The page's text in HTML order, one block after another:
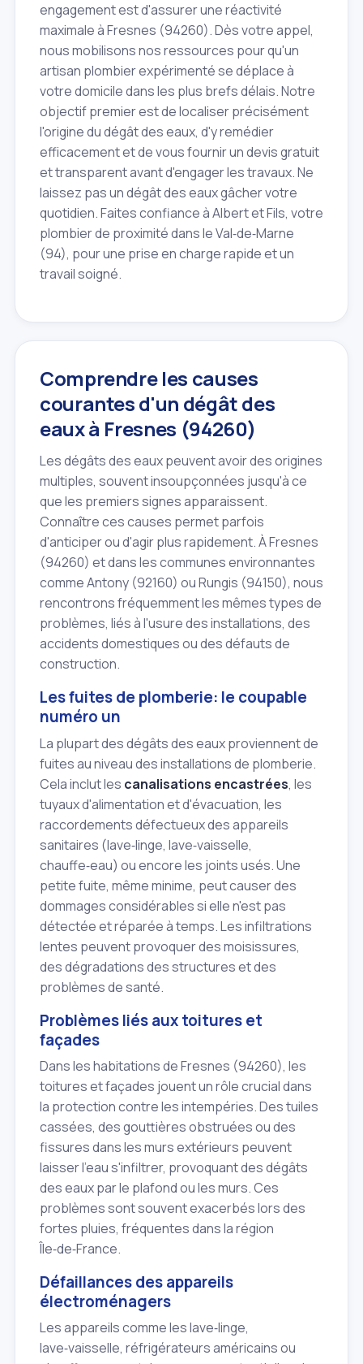
engagement est d'assurer une réactivité
maximale à Fresnes (94260). Dès votre appel,
nous mobilisons nos ressources pour qu'un
artisan plombier expérimenté se déplace à
votre domicile dans les plus brefs délais. Notre
objectif premier est de localiser précisément
l'origine du dégât des eaux, d'y remédier
efficacement et de vous fournir un devis gratuit
et transparent avant d'engager les travaux. Ne
laissez pas un dégât des eaux gâcher votre
quotidien. Faites confiance à Albert et Fils, votre
plombier de proximité dans le Val‑de‑Marne
(94), pour une prise en charge rapide et un
travail soigné.
Comprendre les causes
courantes d'un dégât des
eaux à Fresnes (94260)
Les dégâts des eaux peuvent avoir des origines
multiples, souvent insoupçonnées jusqu'à ce
que les premiers signes apparaissent.
Connaître ces causes permet parfois
d'anticiper ou d'agir plus rapidement. À Fresnes
(94260) et dans les communes environnantes
comme Antony (92160) ou Rungis (94150), nous
rencontrons fréquemment les mêmes types de
problèmes, liés à l'usure des installations, des
accidents domestiques ou des défauts de
construction.
Les fuites de plomberie: le coupable
numéro un
La plupart des dégâts des eaux proviennent de
fuites au niveau des installations de plomberie.
Cela inclut les canalisations encastrées, les
tuyaux d'alimentation et d'évacuation, les
raccordements défectueux des appareils
sanitaires (lave‑linge, lave‑vaisselle,
chauffe‑eau) ou encore les joints usés. Une
petite fuite, même minime, peut causer des
dommages considérables si elle n'est pas
détectée et réparée à temps. Les infiltrations
lentes peuvent provoquer des moisissures,
des dégradations des structures et des
problèmes de santé.
Problèmes liés aux toitures et
façades
Dans les habitations de Fresnes (94260), les
toitures et façades jouent un rôle crucial dans
la protection contre les intempéries. Des tuiles
cassées, des gouttières obstruées ou des
fissures dans les murs extérieurs peuvent
laisser l'eau s'infiltrer, provoquant des dégâts
des eaux par le plafond ou les murs. Ces
problèmes sont souvent exacerbés lors des
fortes pluies, fréquentes dans la région
Île‑de‑France.
Défaillances des appareils
électroménagers
Les appareils comme les lave‑linge,
lave‑vaisselle, réfrigérateurs américains ou